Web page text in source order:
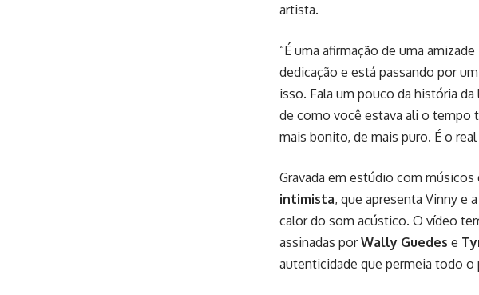
artista.
“É uma afirmação de uma
dedicação e está passando por
isso. Fala um pouco da história
de como você estava ali o tempo
mais bonito, de mais puro. É o
Gravada em estúdio com músicos
intimista, que apresenta Vinny e
calor do som acústico. O vídeo
assinadas porWally Guedes e
autenticidade que permeia todo o